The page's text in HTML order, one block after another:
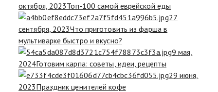
октября, 2023Топ-100 самой еврейской еды
27
сентября, 2023Что приготовить из фарша в
мультиварке быстро и вкусно?
9 мая,
2024Готовим карпа: советы, идеи, рецепты
29 июня,
2023Праздник ценителей кофе